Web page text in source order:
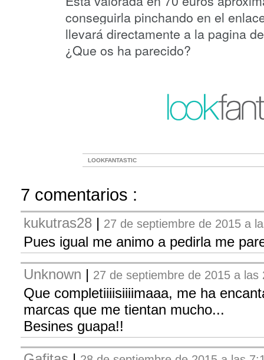
conseguirla pinchando en el
llevará directamente a la pagina de
¿Que os ha parecido?
LOOKFANTASTIC
7 comentarios :
kukutras28 | 27 de septiembre de 2015 a
Pues igual me animo a pedirla me
Unknown | 27 de septiembre de 2015 a las
Que completiiiisiiiimaaa, me ha
marcas que me tientan mucho...
Besines guapa!!